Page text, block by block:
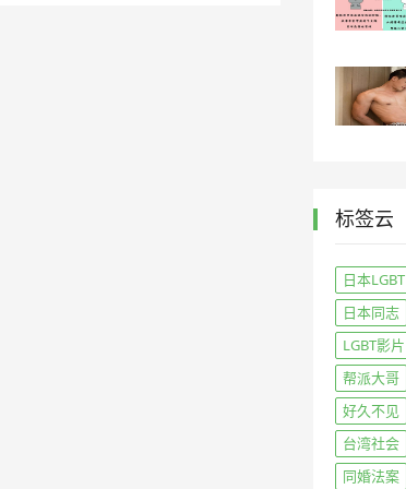
标签云
日本LGBT
日本同志
LGBT影片
帮派大哥
好久不见
台湾社会
同婚法案